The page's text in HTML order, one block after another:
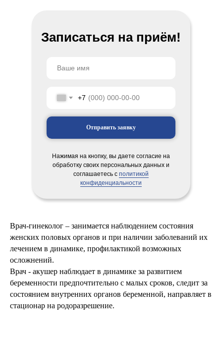
Записаться на приём!
+7
Отправить заявку
Нажимая на кнопку, вы даете согласие на
обработку своих персональных данных и
соглашаетесь с политикой
конфиденциальности
Врач-гинеколог – занимается наблюдением состояния
женских половых органов и при наличии заболеваний их
лечением в динамике, профилактикой возможных
осложнений.
Врач - акушер наблюдает в динамике за развитием
беременности предпочтительно с малых сроков, следит за
состоянием внутренних органов беременной, направляет в
стационар на родоразрешение.